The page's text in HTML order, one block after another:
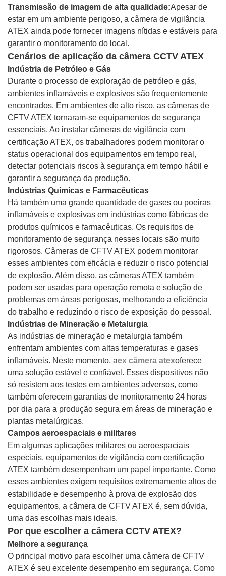
Transmissão de imagem de alta qualidade:Apesar de
estar em um ambiente perigoso, a câmera de vigilância
ATEX ainda pode fornecer imagens nítidas e estáveis ​​para
garantir o monitoramento do local.
Cenários de aplicação da câmera CCTV ATEX
Indústria de Petróleo e Gás
Durante o processo de exploração de petróleo e gás,
ambientes inflamáveis ​​e explosivos são frequentemente
encontrados. Em ambientes de alto risco, as câmeras de
CFTV ATEX tornaram-se equipamentos de segurança
essenciais. Ao instalar câmeras de vigilância com
certificação ATEX, os trabalhadores podem monitorar o
status operacional dos equipamentos em tempo real,
detectar potenciais riscos à segurança em tempo hábil e
garantir a segurança da produção.
Indústrias Químicas e Farmacêuticas
Há também uma grande quantidade de gases ou poeiras
inflamáveis ​​e explosivas em indústrias como fábricas de
produtos químicos e farmacêuticas. Os requisitos de
monitoramento de segurança nesses locais são muito
rigorosos. Câmeras de CFTV ATEX podem monitorar
esses ambientes com eficácia e reduzir o risco potencial
de explosão. Além disso, as câmeras ATEX também
podem ser usadas para operação remota e solução de
problemas em áreas perigosas, melhorando a eficiência
do trabalho e reduzindo o risco de exposição do pessoal.
Indústrias de Mineração e Metalurgia
As indústrias de mineração e metalurgia também
enfrentam ambientes com altas temperaturas e gases
inflamáveis. Neste momento, aex câmera atexoferece
uma solução estável e confiável. Esses dispositivos não
só resistem aos testes em ambientes adversos, como
também oferecem garantias de monitoramento 24 horas
por dia para a produção segura em áreas de mineração e
plantas metalúrgicas.
Campos aeroespaciais e militares
Em algumas aplicações militares ou aeroespaciais
especiais, equipamentos de vigilância com certificação
ATEX também desempenham um papel importante. Como
esses ambientes exigem requisitos extremamente altos de
estabilidade e desempenho à prova de explosão dos
equipamentos, a câmera de CFTV ATEX é, sem dúvida,
uma das escolhas mais ideais.
Por que escolher a câmera CCTV ATEX?
Melhore a segurança
O principal motivo para escolher uma câmera de CFTV
ATEX é seu excelente desempenho em segurança. Como